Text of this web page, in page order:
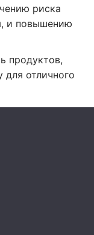
риска
и повышению
продуктов,
для отличного